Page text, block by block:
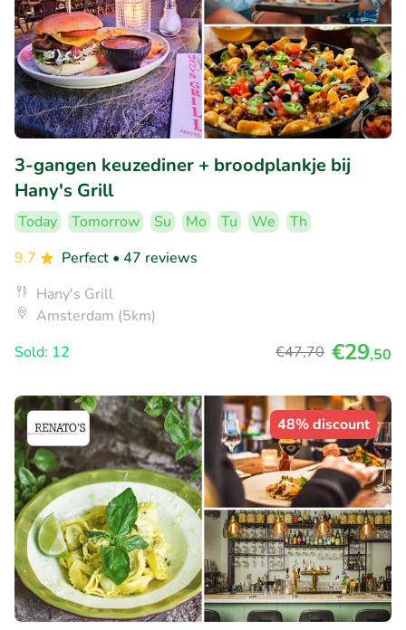
3-gangen keuzediner + broodplankje bij
Hany's Grill
Today Tomorrow Su Mo Tu We
Th
9.7
Perfect • 47 reviews
Hany's Grill
Amsterdam (5km)
Sold: 12
€47,70 €29,50
48% discount